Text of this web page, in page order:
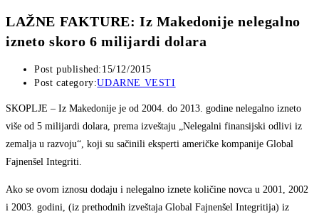
LAŽNE FAKTURE: Iz Makedonije nelegalno
izneto skoro 6 milijardi dolara
Post published: 15/12/2015
Post category:UDARNE VESTI
SKOPLJE – Iz Makedonije je od 2004. do 2013. godine nelegalno izneto
više od 5 milijardi dolara, prema izveštaju „Nelegalni finansijski odlivi iz
zemalja u razvoju“, koji su sačinili eksperti američke kompanije Global
Fajnenšel Integriti.
Ako se ovom iznosu dodaju i nelegalno iznete količine novca u 2001, 2002
i 2003. godini, (iz prethodnih izveštaja Global Fajnenšel Integritija) iz